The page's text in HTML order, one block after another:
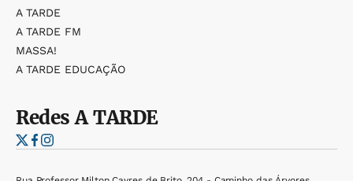
A TARDE
A TARDE FM
MASSA!
A TARDE EDUCAÇÃO
RedesA TARDE